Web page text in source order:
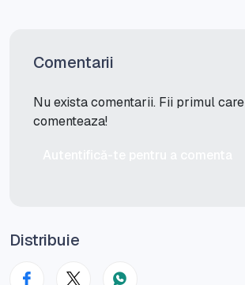
Comentarii
Nu exista comentarii. Fii primul care
comenteaza!
Distribuie